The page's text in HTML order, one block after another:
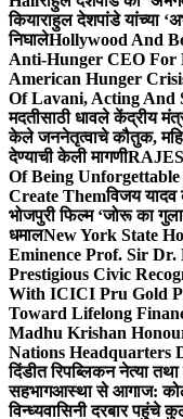
कियाराहुल देशपांडे यांच्या
निघालेHollywood And
Anti-Hunger CEO For
American Hunger
Of Lavani, Acting And
मदतीसाठी धावले केंद्रीय
केले जननेतृत्वाचे कौतुक,
देण्याची केली मागणी
Of Being
Create Themविजय यादव
भोजपुरी फिल्म ‘जोरू का
धमालNew York State
Eminence Prof. Sir
Prestigious Civic
With ICICI Pru Gold
Toward Lifelong
Madhu Krishan
Nations Headquarters
दिंडीत रिपब्लिकन नेत्या तथा
सहभागआस्था से आगाज:
विन्ध्यवासिनी दरबार पहुंचे